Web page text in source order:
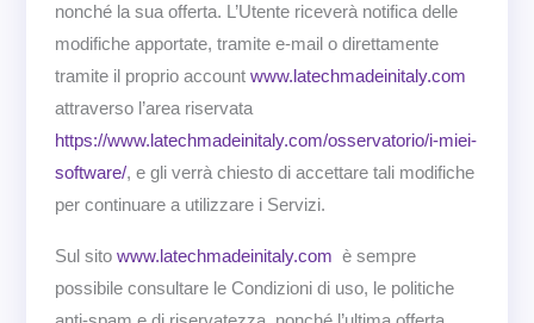
nonché la sua offerta. L’Utente riceverà notifica delle
modifiche apportate, tramite e-mail o direttamente
tramite il proprio accountwww.latechmadeinitaly.com
attraverso l’area riservata
https://www.latechmadeinitaly.com/osservatorio/i-miei-
software/, e gli verrà chiesto di accettare tali modifiche
per continuare a utilizzare i Servizi.
Sul sitowww.latechmadeinitaly.com è sempre
possibile consultare le Condizioni di uso, le politiche